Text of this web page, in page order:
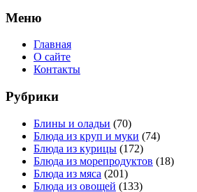
Меню
Главная
О сайте
Контакты
Рубрики
Блины и оладьи (70)
Блюда из круп и муки (74)
Блюда из курицы (172)
Блюда из морепродуктов (18)
Блюда из мяса (201)
Блюда из овощей (133)